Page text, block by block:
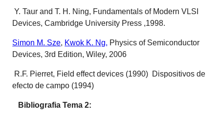
Y. Taur and T. H. Ning, Fundamentals of Modern VLSI
Devices, Cambridge University Press ,1998.
Simon M. Sze, Kwok K. Ng, Physics of Semiconductor
Devices, 3rd Edition, Wiley, 2006
R.F. Pierret, Field effect devices (1990) Dispositivos de
efecto de campo (1994)
Bibliografia Tema 2: